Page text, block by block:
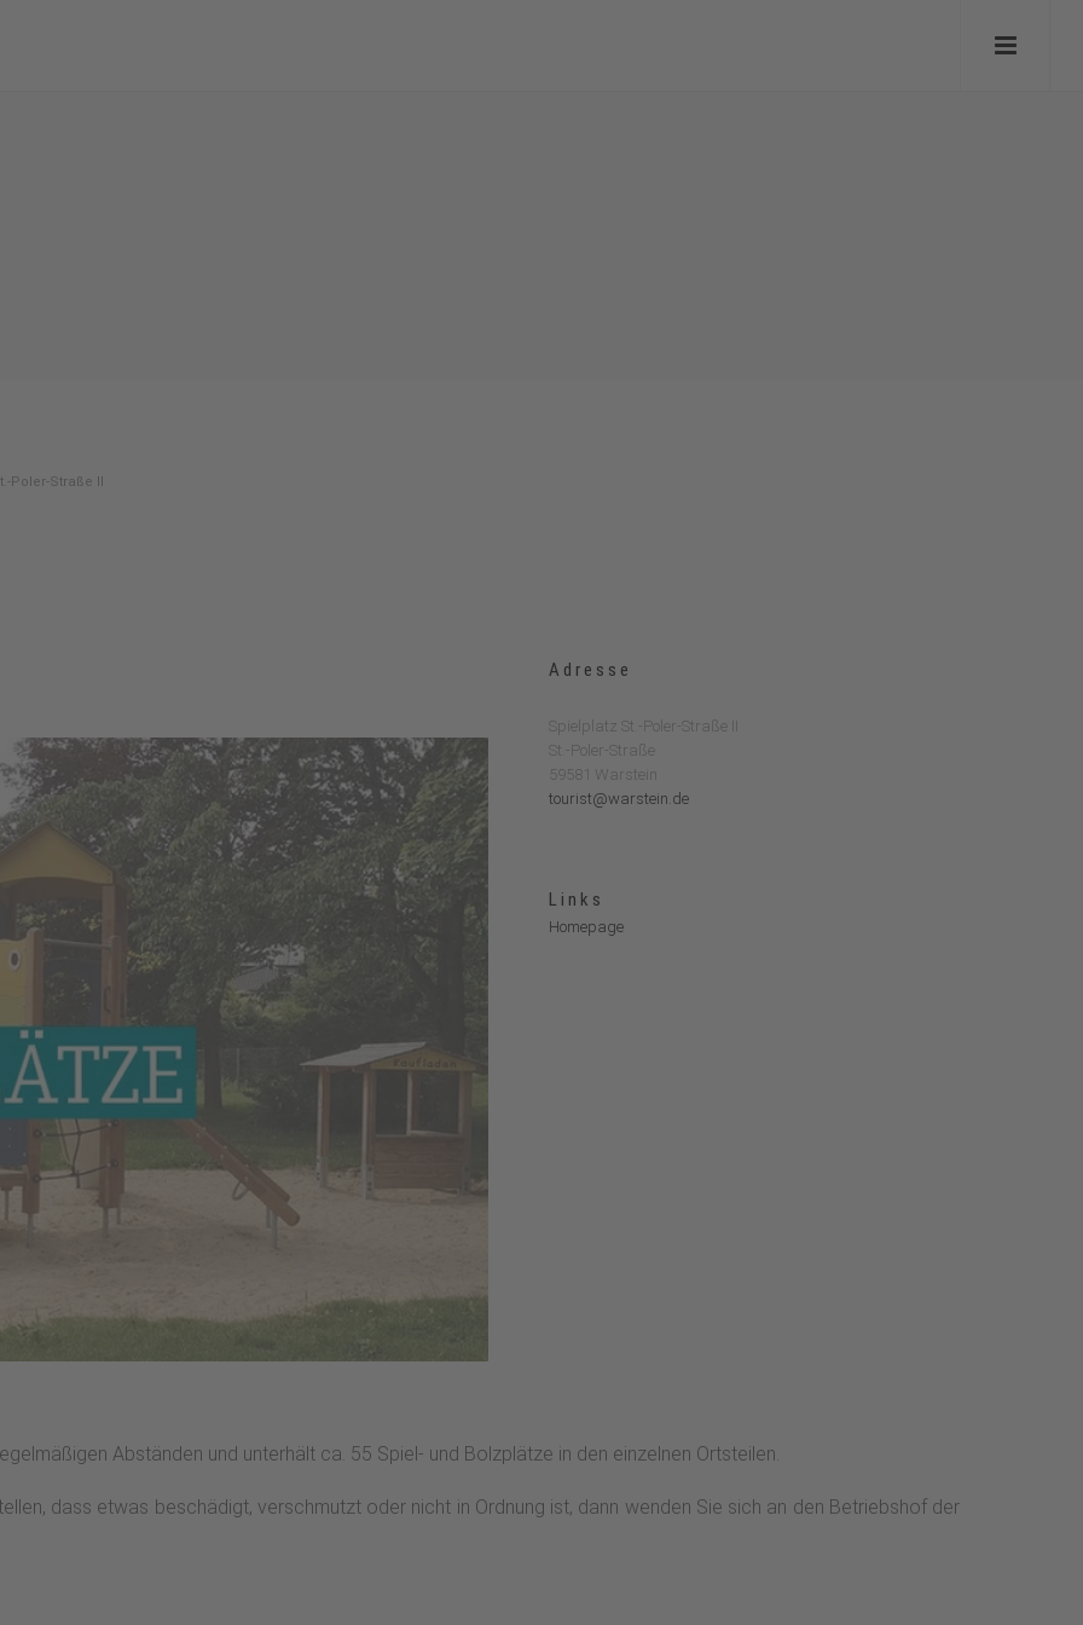
Poler-Straße II
Adresse
Spielplatz St.-Poler-Straße II
St.-Poler-Straße
59581 Warstein
tourist@warstein.de
Links
Homepage
Abständen und unterhält ca. 55 Spiel- und Bolzplätze in den einzelnen Ortsteilen.
dass etwas beschädigt, verschmutzt oder nicht in Ordnung ist, dann wenden Sie sich an den Betriebshof der